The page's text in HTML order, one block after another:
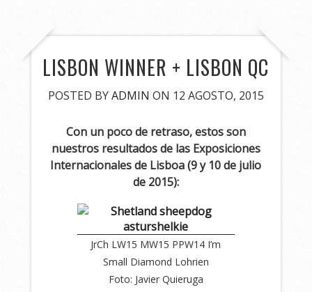
LISBON WINNER + LISBON QC
POSTED BYADMIN ON 12 AGOSTO, 2015
Con un poco de retraso, estos son
nuestros resultados de las Exposiciones
Internacionales de Lisboa (9 y 10 de julio
de 2015):
JrCh LW15 MW15 PPW14 I’m
Small Diamond Lohrien
Foto: Javier Quieruga